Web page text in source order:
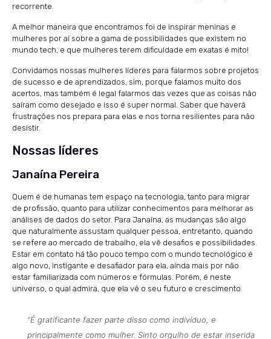
recorrente.
A melhor maneira que encontramos foi de inspirar meninas e
mulheres por aí sobre a gama de possibilidades que existem no
mundo tech, e que mulheres terem dificuldade em exatas é mito!
Convidamos nossas mulheres líderes para falarmos sobre projetos
de sucesso e de aprendizados, sim, porque falamos muito dos
acertos, mas também é legal falarmos das vezes que as coisas não
saíram como desejado e isso é super normal. Saber que haverá
frustrações nos prepara para elas e nos torna resilientes para não
desistir.
Nossas líderes
Janaína Pereira
Quem é de humanas tem espaço na tecnologia, tanto para migrar
de profissão, quanto para utilizar conhecimentos para melhorar as
análises de dados do setor. Para Janaína, as mudanças são algo
que naturalmente assustam qualquer pessoa, entretanto, quando
se refere ao mercado de trabalho, ela vê desafios e possibilidades.
Estar em contato há tão pouco tempo com o mundo tecnológico é
algo novo, instigante e desafiador para ela, ainda mais por não
estar familiarizada com números e fórmulas. Porém, é neste
universo, o qual admira, que ela vê o seu futuro e crescimento.
“É gratificante fazer parte disso como indivíduo, e
principalmente como mulher. Sinto orgulho de estar inserida